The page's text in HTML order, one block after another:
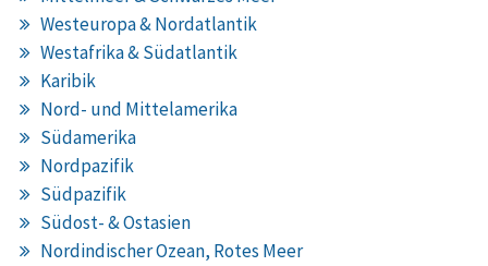
Westeuropa & Nordatlantik
Westafrika & Südatlantik
Karibik
Nord- und Mittelamerika
Südamerika
Nordpazifik
Südpazifik
Südost- & Ostasien
Nordindischer Ozean, Rotes Meer